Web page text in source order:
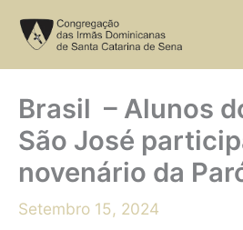
Brasil – Alunos
São José
novenário da
Setembro 15, 2024